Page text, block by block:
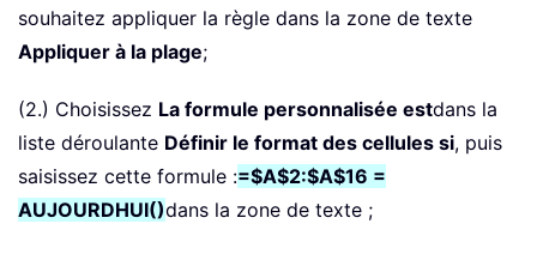
souhaitez appliquer la règle dans la zone de texte
Appliquer à la plage;
(2.) Choisissez La formule personnalisée estdans la
liste déroulante Définir le format des cellules si, puis
saisissez cette formule :=$A$2:$A$16 =
AUJOURDHUI()dans la zone de texte ;